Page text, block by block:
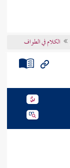
الكلام في الطواف